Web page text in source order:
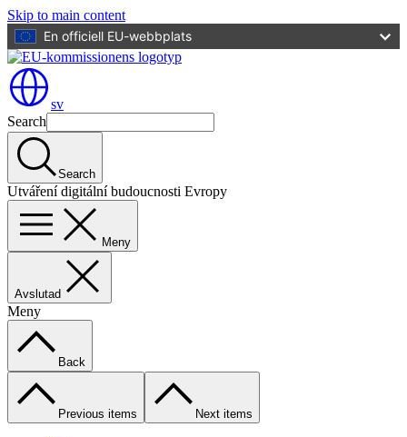
Skip to main content
En officiell EU-webbplats
sv
Search
Search
Utváření digitální budoucnosti Evropy
Meny
Avslutad
Meny
Back
Previous items Next items